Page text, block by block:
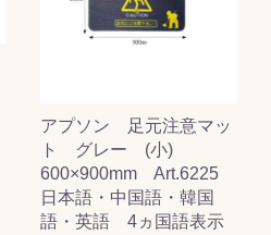
アプソン 足元注意マッ
ト グレー (小)
600×900mm Art.6225
日本語・中国語・韓国
語・英語 4ヵ国語表示